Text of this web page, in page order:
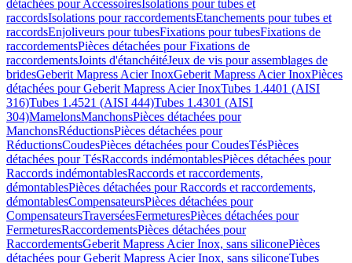
détachées pour AccessoiresIsolations pour tubes et
raccordsIsolations pour raccordementsEtanchements pour tubes et
raccordsEnjoliveurs pour tubesFixations pour tubesFixations de
raccordementsPièces détachées pour Fixations de
raccordementsJoints d'étanchéitéJeux de vis pour assemblages de
bridesGeberit Mapress Acier InoxGeberit Mapress Acier InoxPièces
détachées pour Geberit Mapress Acier InoxTubes 1.4401 (AISI
316)Tubes 1.4521 (AISI 444)Tubes 1.4301 (AISI
304)MamelonsManchonsPièces détachées pour
ManchonsRéductionsPièces détachées pour
RéductionsCoudesPièces détachées pour CoudesTésPièces
détachées pour TésRaccords indémontablesPièces détachées pour
Raccords indémontablesRaccords et raccordements,
démontablesPièces détachées pour Raccords et raccordements,
démontablesCompensateursPièces détachées pour
CompensateursTraverséesFermeturesPièces détachées pour
FermeturesRaccordementsPièces détachées pour
RaccordementsGeberit Mapress Acier Inox, sans siliconePièces
détachées pour Geberit Mapress Acier Inox, sans siliconeTubes